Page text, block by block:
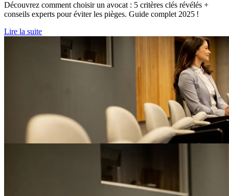
Découvrez comment choisir un avocat : 5 critères clés révélés +
conseils experts pour éviter les pièges. Guide complet 2025 !
Lire la suite